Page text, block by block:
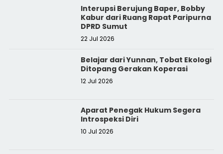
Interupsi Berujung Baper, Bobby
Kabur dari Ruang Rapat Paripurna
DPRD Sumut
22 Jul 2026
Belajar dari Yunnan, Tobat Ekologi
Ditopang Gerakan Koperasi
12 Jul 2026
Aparat Penegak Hukum Segera
Introspeksi Diri
10 Jul 2026